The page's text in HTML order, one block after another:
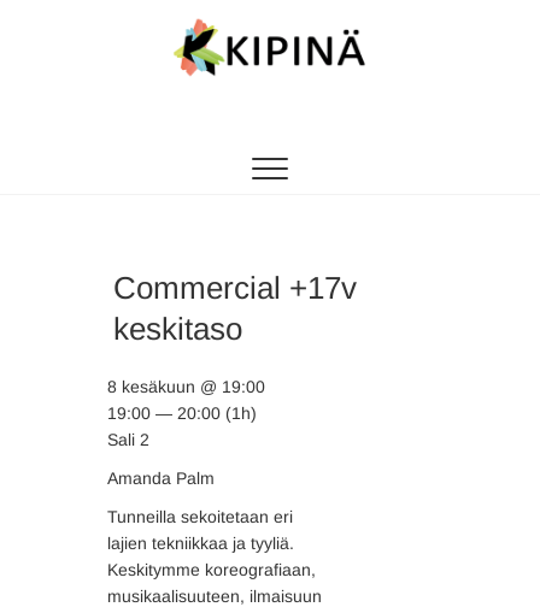
Commercial +17v
keskitaso
Tunneilla sekoitetaan eri
lajien tekniikkaa ja tyyliä.
Keskitymme koreografiaan,
musikaalisuuteen, ilmaisuun
8 kesäkuun @ 19:00
19:00 — 20:00 (1h)
Sali 2
Amanda Palm